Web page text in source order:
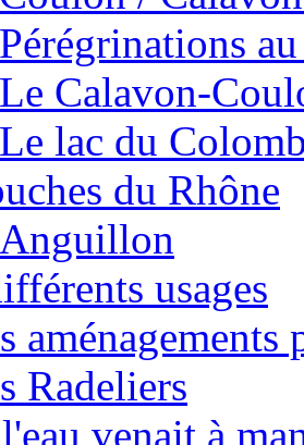
Pérégrinations
Le Calavon-
Le lac du
du Rhône
Anguillon
usages
Radeliers
venait à